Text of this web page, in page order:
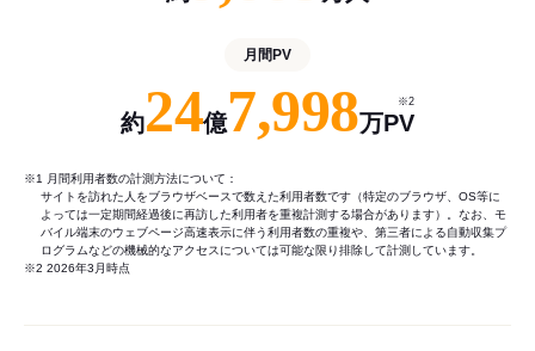
月間PV
約24億7,998万PV
※2
※1 月間利用者数の計測方法について：
サイトを訪れた人をブラウザベースで数えた利用者数です（特定のブラウザ、OS等に
よっては一定期間経過後に再訪した利用者を重複計測する場合があります）。なお、モ
バイル端末のウェブページ高速表示に伴う利用者数の重複や、第三者による自動収集プ
ログラムなどの機械的なアクセスについては可能な限り排除して計測しています。
※2 2026年3月時点